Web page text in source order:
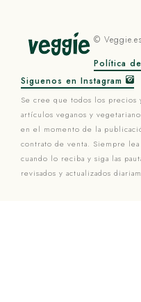
© Veggie
Política
Siguenos en Instagram
Se cree que todos los
artículos veganos y
en el momento de la
contrato de venta. Siempre
cuando lo reciba y siga las
revisados ​​y actualizados